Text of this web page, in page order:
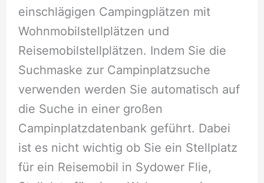
einschlägigen Campingplätzen mit
Wohnmobilstellplätzen und
Reisemobilstellplätzen. Indem Sie die
Suchmaske zur Campinplatzsuche
verwenden werden Sie automatisch auf
die Suche in einer großen
Campinplatzdatenbank geführt. Dabei
ist es nicht wichtig ob Sie ein Stellplatz
für ein Reisemobil in Sydower Flie,